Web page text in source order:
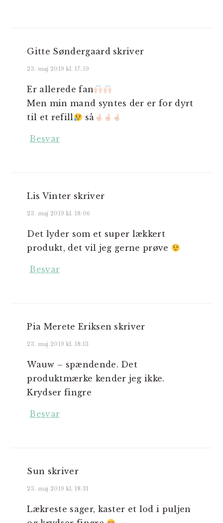
Gitte Søndergaard skriver
23. maj 2019 kl. 17:59
Er allerede fan
Men min mand syntes der er for dyrt
til et refill
så
Besvar
Lis Vinter skriver
23. maj 2019 kl. 18:06
Det lyder som et super lækkert
produkt, det vil jeg gerne prøve
Besvar
Pia Merete Eriksen skriver
23. maj 2019 kl. 18:13
Wauw – spændende. Det
produktmærke kender jeg ikke.
Krydser fingre
Besvar
Sun skriver
23. maj 2019 kl. 18:31
Lækreste sager, kaster et lod i puljen